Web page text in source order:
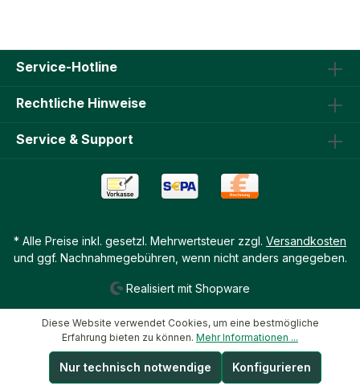
Service-Hotline
Rechtliche Hinweise
Service & Support
* Alle Preise inkl. gesetzl. Mehrwertsteuer zzgl. Versandkosten
und ggf. Nachnahmegebühren, wenn nicht anders angegeben.
Realisiert mit Shopware
Diese Website verwendet Cookies, um eine bestmögliche
Erfahrung bieten zu können. Mehr Informationen ...
Nur technisch notwendige Konfigurieren